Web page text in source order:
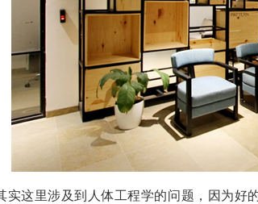
实这里涉及到人体工程学的问题，因为好